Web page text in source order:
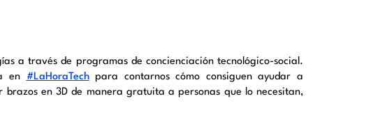
a través de programas de concienciación tecnológico-social.
en #LaHoraTechpara contarnos cómo consiguen ayudar a
en 3D de manera gratuita a personas que lo necesitan,